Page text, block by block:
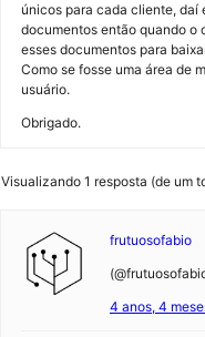
únicos para cada cliente, daí
documentos então quando o
esses documentos para
Como se fosse uma área de
usuário.
Obrigado.
Visualizando 1 resposta (de um
frutuosofabio
4 anos, 4